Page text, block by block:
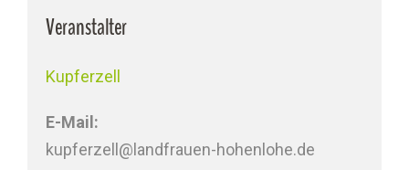
Veranstalter
Kupferzell
E-Mail:
kupferzell@landfrauen-hohenlohe.de